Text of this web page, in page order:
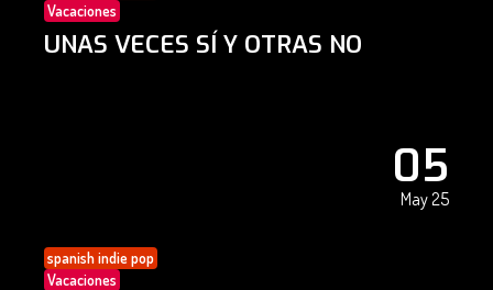
Vacaciones
UNAS VECES SÍ Y OTRAS NO
05
May 25
spanish indie pop
Vacaciones